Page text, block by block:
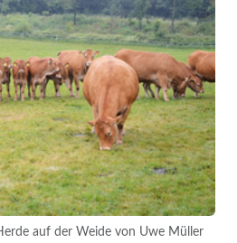
auf der Weide von Uwe Müller